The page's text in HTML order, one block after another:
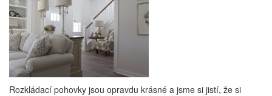
Rozkládací pohovky jsou opravdu krásné a jsme si jistí, že si